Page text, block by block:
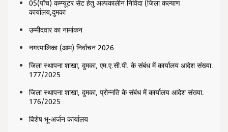
05(पाँच) कम्प्यूटर सेट हेतु अल्पकालीन निविदा (जिला कल्याण
कार्यालय,दुमका
उम्मीदवार का नामांकन
नगरपालिका (आम) निर्वाचन 2026
जिला स्थापना शाखा, दुमका, एम.ए.सी.पी. के संबंध में कार्यालय आदेश संख्या.
177/2025
जिला स्थापना शाखा, दुमका, प्रोन्नति के संबंध में कार्यालय आदेश संख्या.
176/2025
विशेष भू-अर्जन कार्यालय